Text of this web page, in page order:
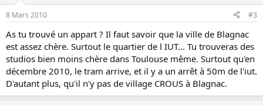
8 Mars 2010 #3
As tu trouvé un appart ? Il faut savoir que la ville de Blagnac
est assez chère. Surtout le quartier de l IUT... Tu trouveras des
studios bien moins chère dans Toulouse même. Surtout qu'en
décembre 2010, le tram arrive, et il y a un arrêt à 50m de l'iut.
D'autant plus, qu'il n'y pas de village CROUS à Blagnac.